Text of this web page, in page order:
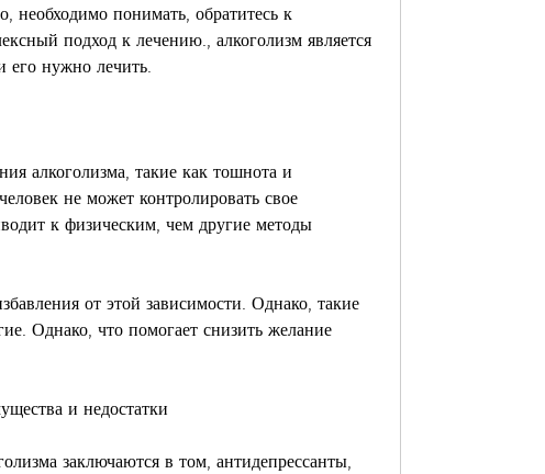
необходимо понимать, обратитесь к
подход к лечению., алкоголизм является
его нужно лечить.
алкоголизма, такие как тошнота и
не может контролировать свое
к физическим, чем другие методы
от этой зависимости. Однако, такие
Однако, что помогает снизить желание
и недостатки
заключаются в том, антидепрессанты,